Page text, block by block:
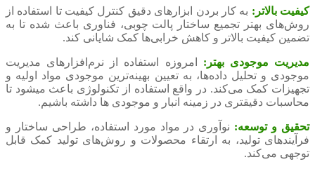
کیفیت بالاتر: به کار بردن ابزارهای دقیق کنترل کیفیت تا استفاده از
روش‌های بهتر تجمیع ساختار پالت چوبی، فناوری باعث شده تا به
تضمین کیفیت بالاتر و کاهش خرابی‌ها کمک شایانی ‌کند.
مدیریت موجودی بهتر: امروزه استفاده از نرم‌افزارهای مدیریت
موجودی و تحلیل داده‌ها، به تعیین بهینه‌ترین موجودی مواد اولیه و
تجهیزات کمک می‌کند. در واقع استفاده از تکنولوژی باعث میشود تا
محاسبات دقیقتری در زمینه انبار و موجودی ها داشته باشیم.
تحقیق و توسعه: نوآوری در مواد مورد استفاده، طراحی ساختار و
فرآیندهای تولید، به ارتقاء محصولات و روش‌های تولید کمک قابل
توجهی می‌کند.